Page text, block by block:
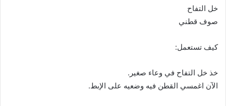
خل التفاح
صوف قطني
كيف تستعمل:
خذ خل التفاح في وعاء صغير.
الآن اغمسي القطن فيه وضعيه على الإبط.